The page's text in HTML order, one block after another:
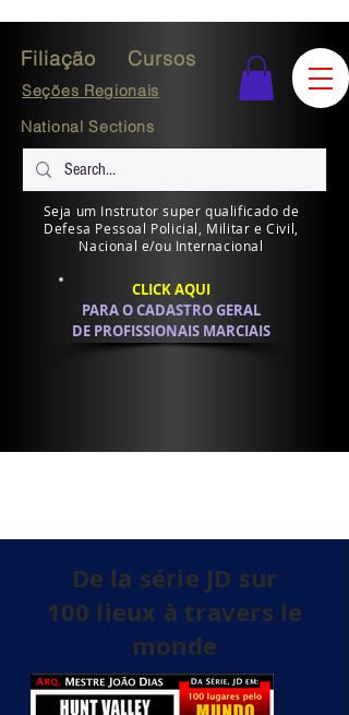
Filiação Cursos
Seções Regionais
National Sections
Seja um Instrutor super qualificado de
Defesa Pessoal Policial, Militar e Civil,
Nacional e/ou Internacional
CLICK AQUI
PARA O CADASTRO GERAL
DE PROFISSIONAIS MARCIAIS
De la série JD sur
100 lieux à travers le
monde